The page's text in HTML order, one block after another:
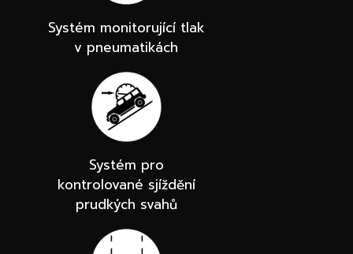
Systém monitorující tlak
v pneumatikách
Systém pro
kontrolované sjíždění
prudkých svahů